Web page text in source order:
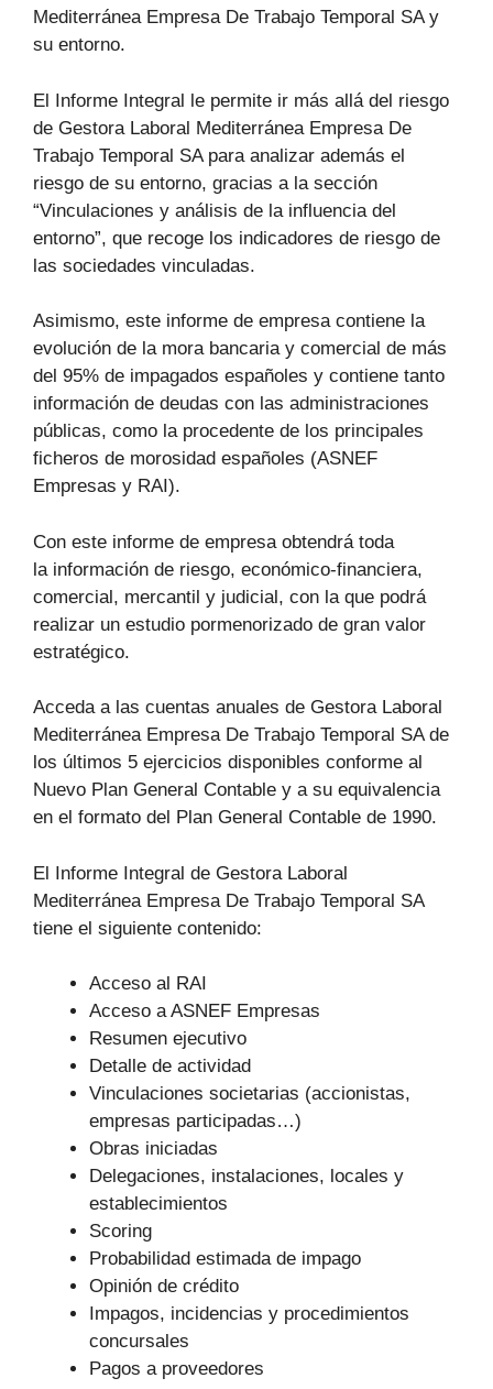
Mediterránea Empresa De Trabajo Temporal SA y
su entorno.
El Informe Integral le permite ir más allá del riesgo
de Gestora Laboral Mediterránea Empresa De
Trabajo Temporal SA para analizar además el
riesgo de su entorno, gracias a la sección
“Vinculaciones y análisis de la influencia del
entorno”, que recoge los indicadores de riesgo de
las sociedades vinculadas.
Asimismo, este informe de empresa contiene la
evolución de la mora bancaria y comercial de más
del 95% de impagados españoles y contiene tanto
información de deudas con las administraciones
públicas, como la procedente de los principales
ficheros de morosidad españoles (ASNEF
Empresas y RAI).
Con este informe de empresa obtendrá toda
la información de riesgo, económico-financiera,
comercial, mercantil y judicial, con la que podrá
realizar un estudio pormenorizado de gran valor
estratégico.
Acceda a las cuentas anuales de Gestora Laboral
Mediterránea Empresa De Trabajo Temporal SA de
los últimos 5 ejercicios disponibles conforme al
Nuevo Plan General Contable y a su equivalencia
en el formato del Plan General Contable de 1990.
El Informe Integral de Gestora Laboral
Mediterránea Empresa De Trabajo Temporal SA
tiene el siguiente contenido:
Acceso al RAI
Acceso a ASNEF Empresas
Resumen ejecutivo
Detalle de actividad
Vinculaciones societarias (accionistas,
empresas participadas…)
Obras iniciadas
Delegaciones, instalaciones, locales y
establecimientos
Scoring
Probabilidad estimada de impago
Opinión de crédito
Impagos, incidencias y procedimientos
concursales
Pagos a proveedores